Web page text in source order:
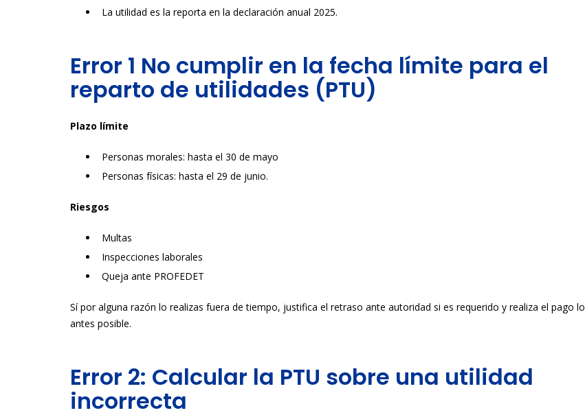
La utilidad es la reporta en la declaración anual 2025.
Error 1 No cumplir en la fecha límite para el
reparto de utilidades (PTU)
Plazo límite
Personas morales: hasta el 30 de mayo
Personas físicas: hasta el 29 de junio.
Riesgos
Multas
Inspecciones laborales
Queja ante PROFEDET
Sí por alguna razón lo realizas fuera de tiempo, justifica el retraso ante autoridad si es requerido y realiza el pago lo
antes posible.
Error 2: Calcular la PTU sobre una utilidad
incorrecta